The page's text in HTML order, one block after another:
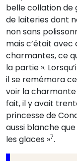
belle collation de
de laiteries dont
non sans
mais c’était avec
charmantes, ce
la partie ».
il se remémora
voir la charmante
fait, il y avait
princesse de
aussi blanche
les glaces »7.